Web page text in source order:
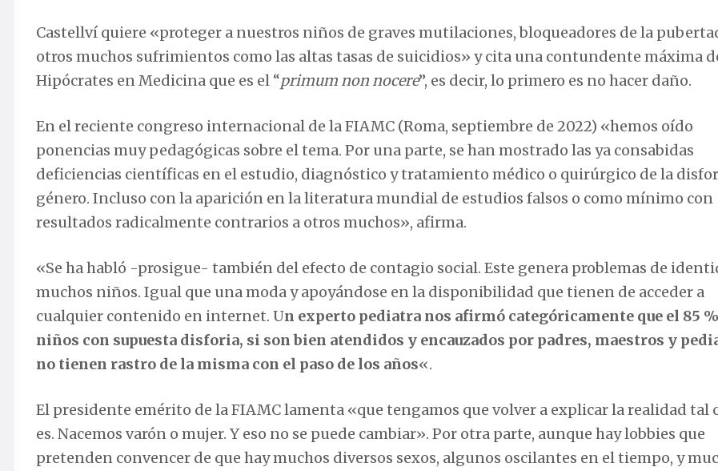
Castellví quiere «proteger a nuestros niños de graves mutilaciones, bloqueadores de la
otros muchos sufrimientos como las altas tasas de suicidios» y cita una contundente máxima
Hipócrates en Medicina que es el “primum non nocere”, es decir, lo primero es no hacer daño.
En el reciente congreso internacional de la FIAMC (Roma, septiembre de 2022) «hemos oído
ponencias muy pedagógicas sobre el tema. Por una parte, se han mostrado las ya consabidas
deficiencias científicas en el estudio, diagnóstico y tratamiento médico o quirúrgico de la
género. Incluso con la aparición en la literatura mundial de estudios falsos o como mínimo con
resultados radicalmente contrarios a otros muchos», afirma.
«Se ha habló -prosigue- también del efecto de contagio social. Este genera problemas de
muchos niños. Igual que una moda y apoyándose en la disponibilidad que tienen de acceder a
cualquier contenido en internet. Un experto pediatra nos afirmó categóricamente que el 85
niños con supuesta disforia, si son bien atendidos y encauzados por padres, maestros y
no tienen rastro de la misma con el paso de los años«.
El presidente emérito de la FIAMC lamenta «que tengamos que volver a explicar la realidad tal
es. Nacemos varón o mujer. Y eso no se puede cambiar». Por otra parte, aunque hay lobbies que
pretenden convencer de que hay muchos diversos sexos, algunos oscilantes en el tiempo, y